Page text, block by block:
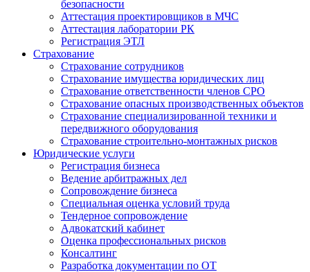
безопасности
Аттестация проектировщиков в МЧС
Аттестация лаборатории РК
Регистрация ЭТЛ
Страхование
Страхование сотрудников
Страхование имущества юридических лиц
Страхование ответственности членов СРО
Страхование опасных производственных объектов
Страхование специализированной техники и
передвижного оборудования
Страхование строительно-монтажных рисков
Юридические услуги
Регистрация бизнеса
Ведение арбитражных дел
Сопровождение бизнеса
Специальная оценка условий труда
Тендерное сопровождение
Адвокатский кабинет
Оценка профессиональных рисков
Консалтинг
Разработка документации по ОТ